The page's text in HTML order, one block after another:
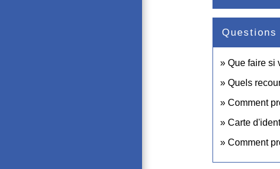
Questions
Que faire si
Quels
Comment
Carte
Comment